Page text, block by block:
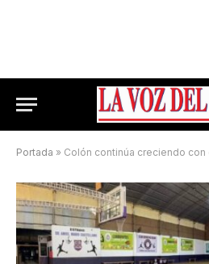
Portada » Colón continúa creciendo con